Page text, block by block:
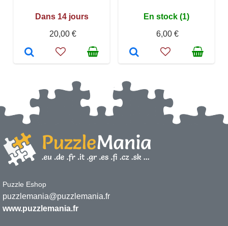
Dans 14 jours
20,00 €
En stock (1)
6,00 €
Puzzle Eshop
puzzlemania@puzzlemania.fr
www.puzzlemania.fr